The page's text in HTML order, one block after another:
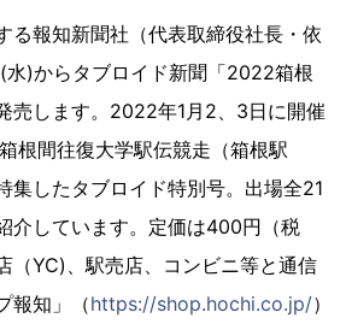
る報知新聞社（代表取締役社長・依
水)からタブロイド新聞「2022箱根
売します。2022年1月2、3日に開催
根間往復大学駅伝競走（箱根駅
集したタブロイド特別号。出場全21
介しています。定価は400円（税
（YC)、駅売店、コンビニ等と通信
報知」（https://shop.hochi.co.jp/）